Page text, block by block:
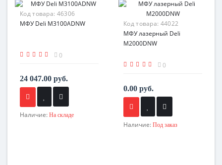
Код товара: 46306
МФУ Deli M3100ADNW
0
24 047.00 руб.
Наличие: На складе
Код товара: 44022
МФУ лазерный Deli
M2000DNW
0
0.00 руб.
Наличие: Под заказ